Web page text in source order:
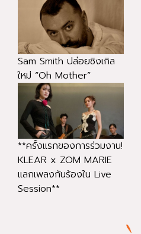
Sam Smith ปล่อยซิงเกิล
ใหม่ “Oh Mother”
**ครั้งแรกของการร่วมงาน!
KLEAR x ZOM MARIE
แลกเพลงกันร้องใน Live
Session**